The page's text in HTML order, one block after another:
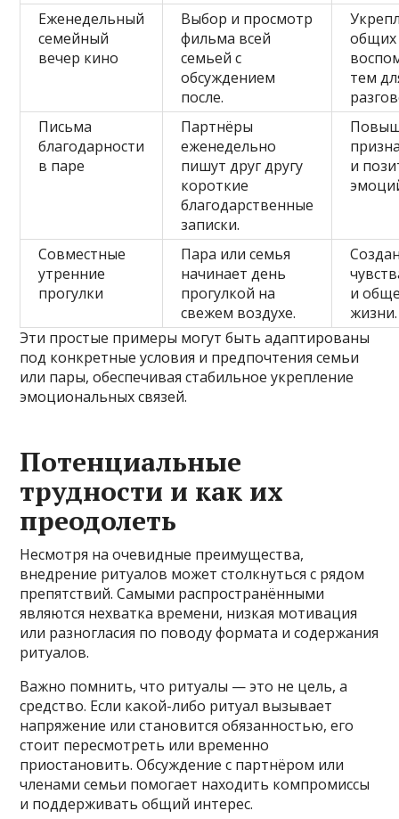
Еженедельный
семейный
вечер кино
Выбор и просмотр
фильма всей
семьей с
обсуждением
после.
общих
тем
Письма
благодарности
в паре
Партнёры
еженедельно
пишут друг другу
короткие
благодарственные
записки.
и
Совместные
утренние
прогулки
Пара или семья
начинает день
прогулкой на
свежем воздухе.
и
жизни.
Эти простые примеры могут быть адаптированы
под конкретные условия и предпочтения семьи
или пары, обеспечивая стабильное укрепление
эмоциональных связей.
Потенциальные
трудности и как их
преодолеть
Несмотря на очевидные преимущества,
внедрение ритуалов может столкнуться с рядом
препятствий. Самыми распространёнными
являются нехватка времени, низкая мотивация
или разногласия по поводу формата и содержания
ритуалов.
Важно помнить, что ритуалы — это не цель, а
средство. Если какой-либо ритуал вызывает
напряжение или становится обязанностью, его
стоит пересмотреть или временно
приостановить. Обсуждение с партнёром или
членами семьи помогает находить компромиссы
и поддерживать общий интерес.